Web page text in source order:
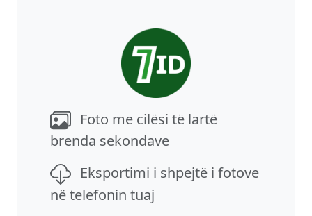
Foto me cilësi të lartë
brenda sekondave
Eksportimi i shpejtë i fotove
në telefonin tuaj